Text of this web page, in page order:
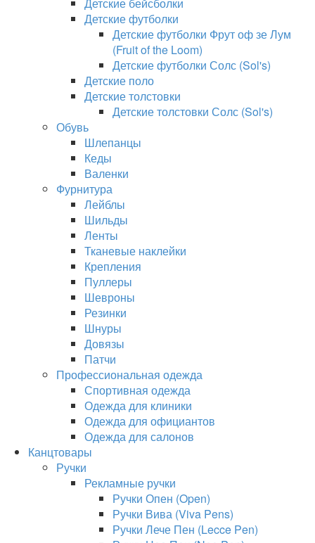
Детские футболки
Детские футболки Фрут оф зе Лум
(Fruit of the Loom)
Детские футболки Солс (Sol's)
Детские поло
Детские толстовки
Детские толстовки Солс (Sol's)
Обувь
Шлепанцы
Кеды
Валенки
Фурнитура
Лейблы
Шильды
Ленты
Тканевые наклейки
Крепления
Пуллеры
Шевроны
Резинки
Шнуры
Довязы
Патчи
Профессиональная одежда
Спортивная одежда
Одежда для клиники
Одежда для официантов
Одежда для салонов
Канцтовары
Ручки
Рекламные ручки
Ручки Опен (Open)
Ручки Вива (Viva Pens)
Ручки Лече Пен (Lecce Pen)